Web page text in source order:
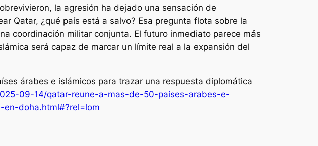
la agresión ha dejado una sensación de
Qatar, ¿qué país está a salvo? Esa pregunta flota sobre la
coordinación militar conjunta. El futuro inmediato parece más
será capaz de marcar un límite real a la expansión del
árabes e islámicos para trazar una respuesta diplomática
09-14/qatar-reune-a-mas-de-50-paises-arabes-e-
doha.html#?rel=lom